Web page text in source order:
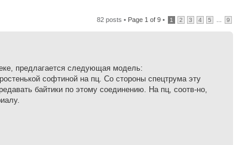
82 posts • Page 1 of 9 • 1 2 3 4 5 9
предлагается следующая модель:
софтиной на пц. Со стороны спецтрума эту
байтики по этому соединению. На пц, соотв-но,